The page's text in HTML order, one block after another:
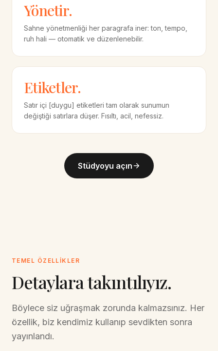
Yönetir.
Sahne yönetmenliği her paragrafa iner: ton, tempo,
ruh hali — otomatik ve düzenlenebilir.
Etiketler.
Satır içi [duygu] etiketleri tam olarak sunumun
değiştiği satırlara düşer. Fısıltı, acil, nefessiz.
Stüdyoyu açın
TEMEL ÖZELLIKLER
Detaylara takıntılıyız.
Böylece siz uğraşmak zorunda kalmazsınız. Her
özellik, biz kendimiz kullanıp sevdikten sonra
yayınlandı.